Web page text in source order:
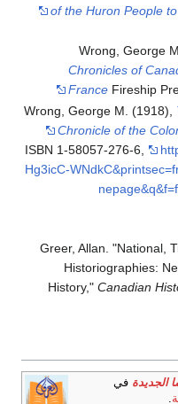
of the Huron People
Wrong, George
Chronicles of
FranceFireship
Wrong, George M. (1918),
Chronicle of the
ISBN 1-58057-276-6
Hg3icC-
Greer, Allan. "National,
Historiographies:
History," Canadian
الجديدة في